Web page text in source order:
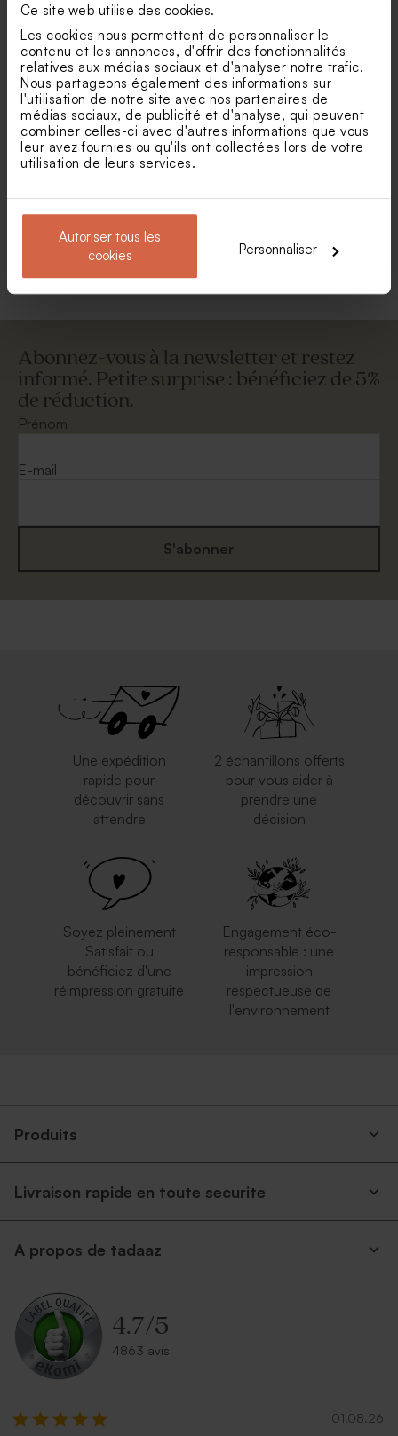
Ce site web utilise des cookies.
Les cookies nous permettent de personnaliser le
contenu et les annonces, d'offrir des fonctionnalités
relatives aux médias sociaux et d'analyser notre trafic.
Nous partageons également des informations sur
l'utilisation de notre site avec nos partenaires de
médias sociaux, de publicité et d'analyse, qui peuvent
combiner celles-ci avec d'autres informations que vous
leur avez fournies ou qu'ils ont collectées lors de votre
utilisation de leurs services.
Autoriser tous les
cookies
Personnaliser
Sticker baptême motif coeurSticker baptême maman et
Voir toute la collection Sticker prénom
Abonnez-vous à la newsletter et restez
informé. Petite surprise : bénéficiez de 5%
de réduction.
Prénom
E-mail
S'abonner
Une expédition
rapide pour
découvrir sans
attendre
2 échantillons offerts
pour vous aider à
prendre une
décision
Soyez pleinement
Satisfait ou
bénéficiez d'une
réimpression gratuite
Engagement éco-
responsable : une
impression
respectueuse de
l'environnement
Produits
Livraison rapide en toute securite
A propos de tadaaz
4.7/5
4863 avis
01.08.26